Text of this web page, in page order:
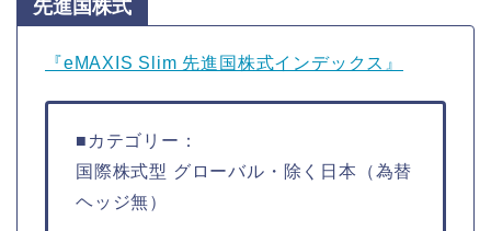
先進国株式
『eMAXIS Slim 先進国株式インデックス』
■カテゴリー：
国際株式型 グローバル・除く日本（為替
ヘッジ無）